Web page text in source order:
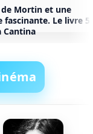
Mortin et une
fascinante. Le livre 5.
Cantina